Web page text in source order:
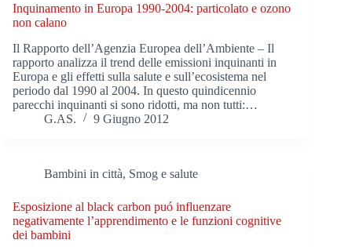
Inquinamento in Europa 1990-2004: particolato e ozono
non calano
Il Rapporto dell’Agenzia Europea dell’Ambiente – Il
rapporto analizza il trend delle emissioni inquinanti in
Europa e gli effetti sulla salute e sull’ecosistema nel
periodo dal 1990 al 2004. In questo quindicennio
parecchi inquinanti si sono ridotti, ma non tutti:…
G.AS.
9 Giugno 2012
Bambini in città, Smog e salute
Esposizione al black carbon puó influenzare
negativamente l’apprendimento e le funzioni cognitive
dei bambini